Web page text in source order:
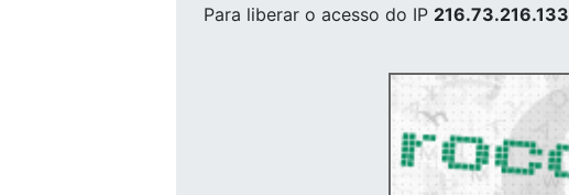
Para liberar o acesso do IP 216.73.216.133